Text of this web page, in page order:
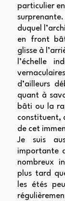
particulier
surprenante.
duquel
en front
glisse à
l’échelle
d’ailleurs
quant à
bâti ou la
constituent,
de cet
Je suis
importante
nombreux
plus tard
les étés